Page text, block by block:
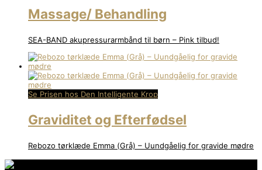
Massage/ Behandling
SEA-BAND akupressurarmbånd til børn – Pink tilbud!
Se Prisen hos Den Intelligente Krop
Graviditet og Efterfødsel
Rebozo tørklæde Emma (Grå) – Uundgåelig for gravide mødre